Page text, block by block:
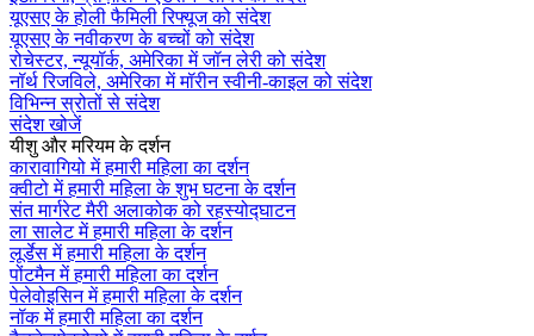
यूएसए के होली फैमिली रिफ्यूज को संदेश
यूएसए के नवीकरण के बच्चों को संदेश
रोचेस्टर, न्यूयॉर्क, अमेरिका में जॉन लेरी को संदेश
नॉर्थ रिजविले, अमेरिका में मॉरीन स्वीनी-काइल को संदेश
विभिन्न स्रोतों से संदेश
संदेश खोजें
यीशु और मरियम के दर्शन
कारावागियो में हमारी महिला का दर्शन
क्वीटो में हमारी महिला के शुभ घटना के दर्शन
संत मार्गरेट मैरी अलाकोक को रहस्योद्घाटन
ला सालेट में हमारी महिला के दर्शन
लूर्डेस में हमारी महिला के दर्शन
पोंटमैन में हमारी महिला का दर्शन
पेलेवोइसिन में हमारी महिला के दर्शन
नॉक में हमारी महिला का दर्शन